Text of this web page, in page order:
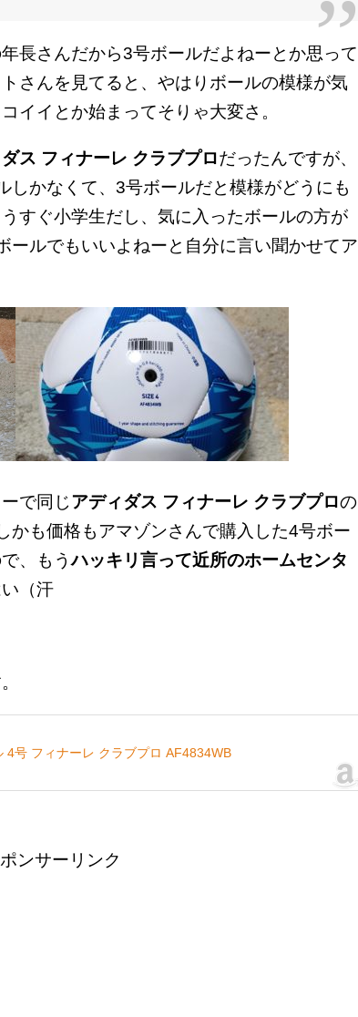
長さんだから3号ボールだよねーとか思って
さんを見てると、やはりボールの模様が気
イイとか始まってそりゃ大変さ。
ス フィナーレ クラブプロだったんですが、
しかなくて、3号ボールだと模様がどうにも
すぐ小学生だし、気に入ったボールの方が
ールでもいいよねーと自分に言い聞かせてア
で同じアディダス フィナーレ クラブプロの
かも価格もアマゾンさんで購入した4号ボー
、もうハッキリ言って近所のホームセンタ
（汗
号 フィナーレ クラブプロ AF4834WB
ンサーリンク